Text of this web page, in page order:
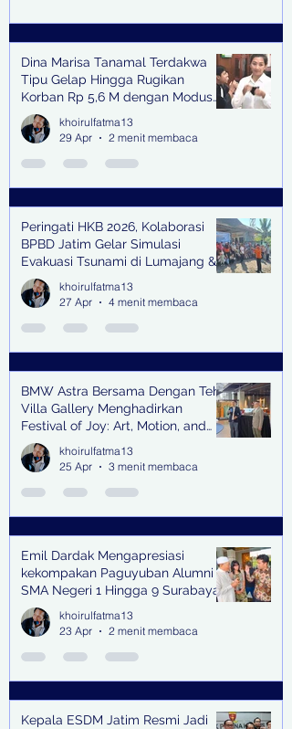
Dina Marisa Tanamal Terdakwa
Tipu Gelap Hingga Rugikan
Korban Rp 5,6 M dengan Modus
Kerja Sama Impor Bodong
khoirulfatma13
29 Apr
2 menit membaca
Peringati HKB 2026, Kolaborasi
BPBD Jatim Gelar Simulasi
Evakuasi Tsunami di Lumajang &
Trenggalek
khoirulfatma13
27 Apr
4 menit membaca
BMW Astra Bersama Dengan Teh
Villa Gallery Menghadirkan
Festival of Joy: Art, Motion, and
Scent
khoirulfatma13
25 Apr
3 menit membaca
Emil Dardak Mengapresiasi
kekompakan Paguyuban Alumni
SMA Negeri 1 Hingga 9 Surabaya
(Pasmanbaya) dalam Kegiatan
Halal Bihalal
khoirulfatma13
23 Apr
2 menit membaca
Kepala ESDM Jatim Resmi Jadi